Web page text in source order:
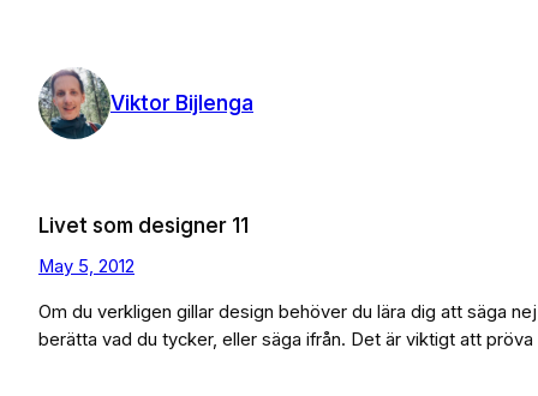
content
Viktor Bijlenga
Livet som designer 11
May 5, 2012
Om du verkligen gillar design behöver du lära dig att säga
berätta vad du tycker, eller säga ifrån. Det är viktigt att pröva